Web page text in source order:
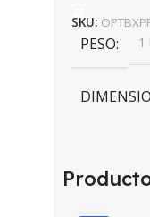
SKU:
PESO 1